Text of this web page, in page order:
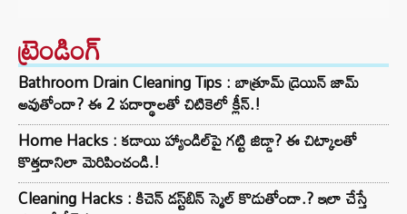
ట్రెండింగ్‌
Bathroom Drain Cleaning Tips : బాత్రూమ్ డ్రెయిన్ జామ్
అవుతోందా? ఈ 2 పదార్థాలతో చిటికెలో క్లీన్.!
Home Hacks : కడాయి హ్యాండిల్‌పై గట్టి జిడ్డా? ఈ చిట్కాలతో
కొత్తదానిలా మెరిపించండి.!
Cleaning Hacks : కిచెన్ డస్ట్‌బిన్ స్మెల్ కొడుతోందా.? ఇలా చేస్తే